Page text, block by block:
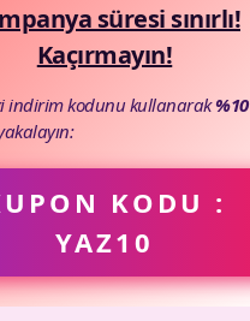
Kullanıcılar
süresi sınırlı!
Kaçırmayın!
indirim kodunu kullanarak%10
KODU :
YAZ10